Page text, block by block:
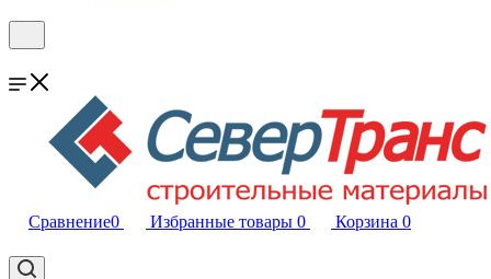
Сравнение0 Избранные товары 0 Корзина 0